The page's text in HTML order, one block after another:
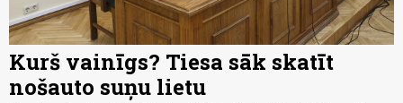
Kurš vainīgs? Tiesa sāk skatīt
nošauto suņu lietu